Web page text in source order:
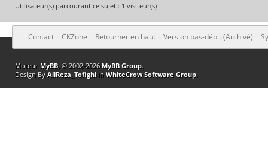
Utilisateur(s) parcourant ce sujet : 1 visiteur(s)
Contact CKZone Retourner en haut Version bas-débit (Archivé)
Moteur MyBB, © 2002-2026 MyBB Group.
Design By AliReza_TofighiIn WhiteCrow Software Group.